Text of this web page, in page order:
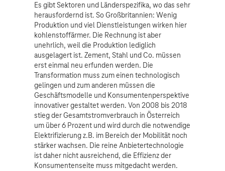
Es gibt Sektoren und Länderspezifika, wo das sehr
herausfordernd ist. So Großbritannien: Wenig
Produktion und viel Dienstleistungen wirken hier
kohlenstoffärmer. Die Rechnung ist aber
unehrlich, weil die Produktion lediglich
ausgelagert ist. Zement, Stahl und Co. müssen
erst einmal neu erfunden werden. Die
Transformation muss zum einen technologisch
gelingen und zum anderen müssen die
Geschäftsmodelle und Konsumentenperspektive
innovativer gestaltet werden. Von 2008 bis 2018
stieg der Gesamtstromverbrauch in Österreich
um über 6 Prozent und wird durch die notwendige
Elektrifizierung z.B. im Bereich der Mobilität noch
stärker wachsen. Die reine Anbietertechnologie
ist daher nicht ausreichend, die Effizienz der
Konsumentenseite muss mitgedacht werden.